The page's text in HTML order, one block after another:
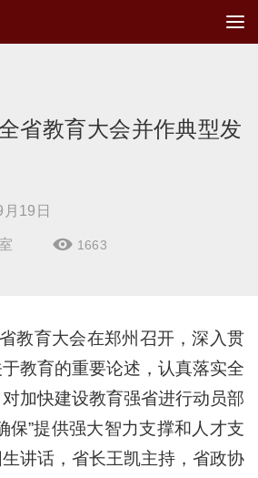
省教育大会并作典型发
19日
 1663
教育大会在郑州召开，深入贯
教育的重要论述，认真落实全
加快建设教育强省进行动员部
保”提供强大智力支撑和人才支
讲话，省长王凯主持，省政协